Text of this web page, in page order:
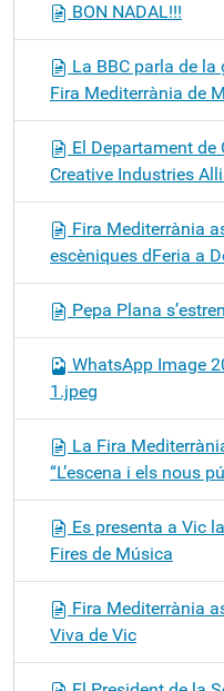
BON NADAL!!!
La BBC parla de
Fira Mediterrània de
El Departament
Creative Industries
Fira Mediterrània
escèniques dFeria a
Pepa Plana
WhatsApp Image
1.jpeg
La Fira
“L’escena i els nous
Es presenta a Vic
Fires de Música
Fira Mediterrània
Viva de Vic